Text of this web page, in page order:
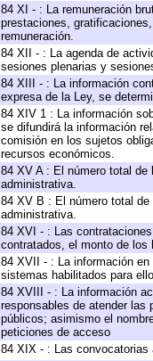
84 XI - : La remuneración
prestaciones,
remuneración.
84 XII - : La agenda de
sesiones plenarias y
84 XIII - : La información
expresa de la Ley, se
84 XIV 1 : La información
se difundirá la información
comisión en los sujetos
recursos económicos.
84 XV A : El número total
administrativa.
84 XV B : El número total
administrativa.
84 XVI - : Las
contratados, el monto de los
84 XVII - : La información
sistemas habilitados para
84 XVIII - : La información
responsables de atender
públicos; asimismo el
peticiones de acceso
84 XIX - : Las